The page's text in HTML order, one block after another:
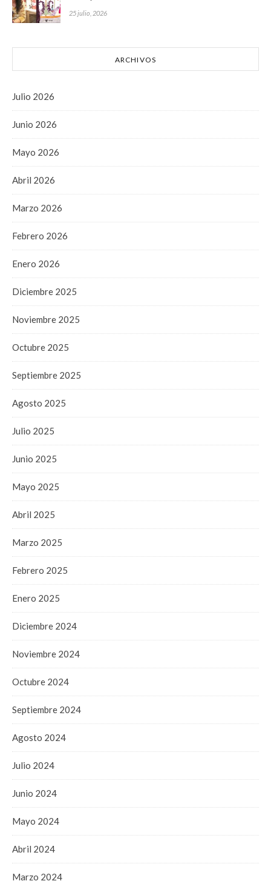
25 julio, 2026
ARCHIVOS
Julio 2026
Junio 2026
Mayo 2026
Abril 2026
Marzo 2026
Febrero 2026
Enero 2026
Diciembre 2025
Noviembre 2025
Octubre 2025
Septiembre 2025
Agosto 2025
Julio 2025
Junio 2025
Mayo 2025
Abril 2025
Marzo 2025
Febrero 2025
Enero 2025
Diciembre 2024
Noviembre 2024
Octubre 2024
Septiembre 2024
Agosto 2024
Julio 2024
Junio 2024
Mayo 2024
Abril 2024
Marzo 2024